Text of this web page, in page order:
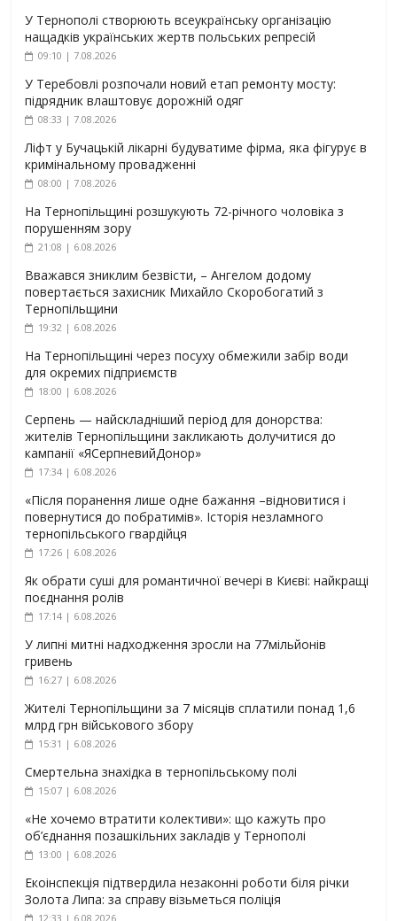
У Тернополі створюють всеукраїнську організацію
нащадків українських жертв польських репресій
09:10 | 7.08.2026
У Теребовлі розпочали новий етап ремонту мосту:
підрядник влаштовує дорожній одяг
08:33 | 7.08.2026
Ліфт у Бучацькій лікарні будуватиме фірма, яка фігурує в
кримінальному провадженні
08:00 | 7.08.2026
На Тернопільщині розшукують 72-річного чоловіка з
порушенням зору
21:08 | 6.08.2026
Вважався зниклим безвісти, – Ангелом додому
повертається захисник Михайло Скоробогатий з
Тернопільщини
19:32 | 6.08.2026
На Тернопільщині через посуху обмежили забір води
для окремих підприємств
18:00 | 6.08.2026
Серпень — найскладніший період для донорства:
жителів Тернопільщини закликають долучитися до
кампанії «ЯСерпневийДонор»
17:34 | 6.08.2026
«Після поранення лише одне бажання –відновитися і
повернутися до побратимів». Історія незламного
тернопільського гвардійця
17:26 | 6.08.2026
Як обрати суші для романтичної вечері в Києві: найкращі
поєднання ролів
17:14 | 6.08.2026
У липні митні надходження зросли на 77мільйонів
гривень
16:27 | 6.08.2026
Жителі Тернопільщини за 7 місяців сплатили понад 1,6
млрд грн військового збору
15:31 | 6.08.2026
Смертельна знахідка в тернопільському полі
15:07 | 6.08.2026
«Не хочемо втратити колективи»: що кажуть про
об’єднання позашкільних закладів у Тернополі
13:00 | 6.08.2026
Екоінспекція підтвердила незаконні роботи біля річки
Золота Липа: за справу візьметься поліція
12:33 | 6.08.2026